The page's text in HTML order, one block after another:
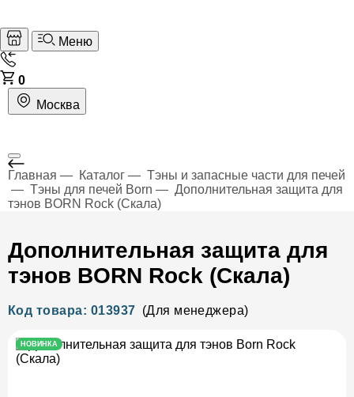
Меню
0
Москва
Главная Каталог
Тэны и запасные части для печей
Тэны для печей Born
Дополнительная защита для
тэнов BORN Rock (Скала)
Дополнительная защита для
тэнов BORN Rock (Скала)
Код товара: 013937 (Для менеджера)
НОВИНКА